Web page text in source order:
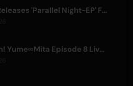
BILLY BOO Releases 'Parallel Night-EP' Featuring TV Drama Theme Song
BanG Dream! Yume∞Mita Episode 8 Live Clip Released